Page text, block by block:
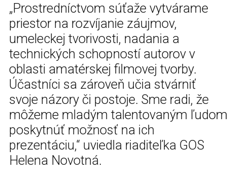
„Prostredníctvom súťaže vytvárame
priestor na rozvíjanie záujmov,
umeleckej tvorivosti, nadania a
technických schopností autorov v
oblasti amatérskej filmovej tvorby.
Účastníci sa zároveň učia stvárniť
svoje názory či postoje. Sme radi, že
môžeme mladým talentovaným ľudom
poskytnúť možnosť na ich
prezentáciu,“ uviedla riaditeľka GOS
Helena Novotná.